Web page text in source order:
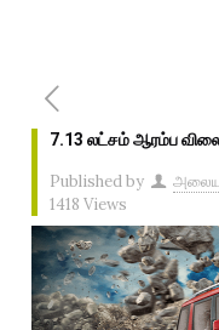
7.13 லட்சம் ஆரம்ப
Published by
1418 Views